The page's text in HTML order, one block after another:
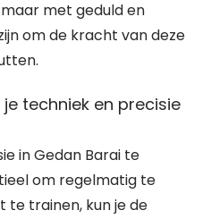
met geduld en
om de kracht van deze
techniek en precisie
in Gedan Barai te
om regelmatig te
te trainen, kun je de